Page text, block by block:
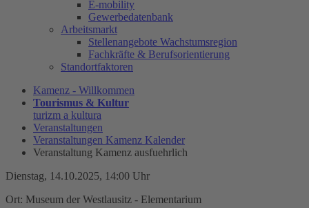
E-mobility
Gewerbedatenbank
Arbeitsmarkt
Stellenangebote Wachstumsregion
Fachkräfte & Berufsorientierung
Standortfaktoren
Kamenz - Willkommen
Tourismus & Kultur
turizm a kultura
Veranstaltungen
Veranstaltungen Kamenz Kalender
Veranstaltung Kamenz ausfuehrlich
Dienstag, 14.10.2025, 14:00 Uhr
Ort: Museum der Westlausitz - Elementarium